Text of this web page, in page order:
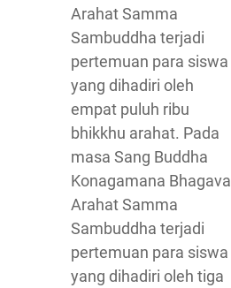
Arahat Samma
Sambuddha terjadi
pertemuan para siswa
yang dihadiri oleh
empat puluh ribu
bhikkhu arahat. Pada
masa Sang Buddha
Konagamana Bhagava
Arahat Samma
Sambuddha terjadi
pertemuan para siswa
yang dihadiri oleh tiga